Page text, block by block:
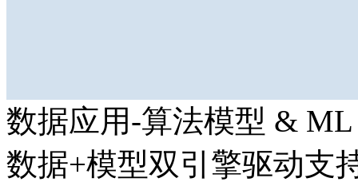
数据应用-算法模型 & ML
数据+模型双引擎驱动支